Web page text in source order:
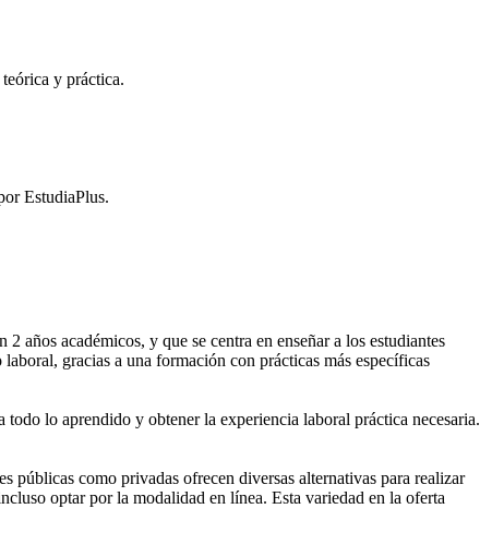
y práctica.
EstudiaPlus.
años académicos, y que se centra en enseñar a los estudiantes
gracias a una formación con prácticas más específicas
todo lo aprendido y obtener la experiencia laboral práctica necesaria.
públicas como privadas ofrecen diversas alternativas para realizar
optar por la modalidad en línea. Esta variedad en la oferta